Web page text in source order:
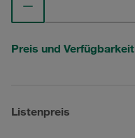
Preis und
Listenpreis